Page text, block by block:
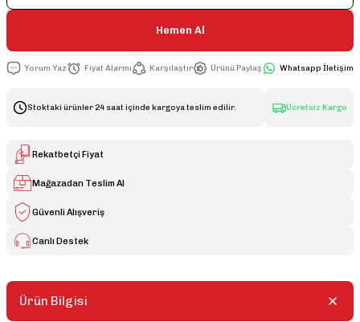
Hemen Al
Yorum Yaz Fiyat Alarmı Karşılaştır Ürünü Paylaş Whatsapp İletişim
Stoktaki ürünler 24 saat içinde kargoya teslim edilir. Ücretsiz Kargo
Rekatbetçi Fiyat
Mağazadan Teslim Al
Güvenli Alışveriş
Canlı Destek
Ürün Bilgisi